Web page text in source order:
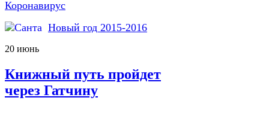
Коронавирус
Новый год 2015-2016
20 июнь
Книжный путь пройдет
через Гатчину